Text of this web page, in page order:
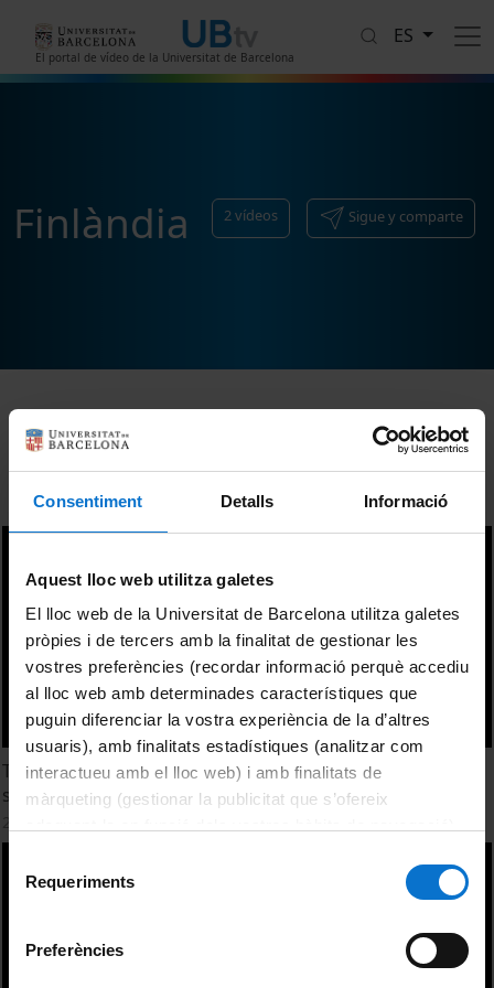
Consentiment Detalls Informació
Aquest lloc web utilitza galetes
El lloc web de la Universitat de Barcelona utilitza galetes
pròpies i de tercers amb la finalitat de gestionar les
vostres preferències (recordar informació perquè accediu
al lloc web amb determinades característiques que
puguin diferenciar la vostra experiència de la d’altres
usuaris), amb finalitats estadístiques (analitzar com
interactueu amb el lloc web) i amb finalitats de
màrqueting (gestionar la publicitat que s’ofereix
consultar laPolítica de galetes del lloc web de la
Requeriments
Preferències
El portal de vídeo de la Universitat de Barcelona
ES
Finlàndia 2vídeos Sigue y comparte
Ordenar
Teachers a major factor for successfull educational
systems. Reflections based on Finnish Teacher Education